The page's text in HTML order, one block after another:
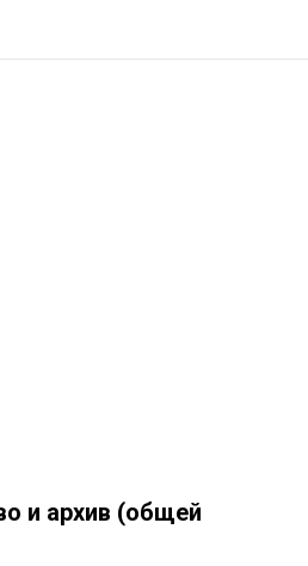
и архив (общей